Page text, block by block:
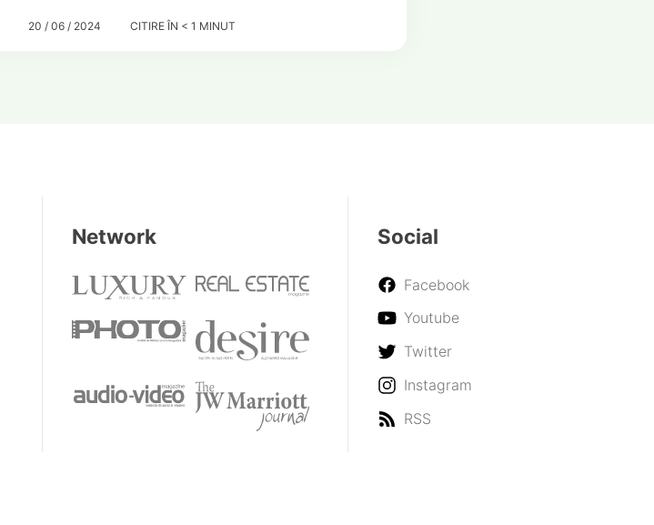
20 / 06 / 2024 CITIRE ÎN < 1 MINUT
Network Social
Facebook
Youtube
Twitter
Instagram
RSS